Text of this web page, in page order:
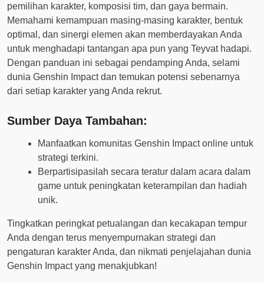
pemilihan karakter, komposisi tim, dan gaya bermain.
Memahami kemampuan masing-masing karakter, bentuk
optimal, dan sinergi elemen akan memberdayakan Anda
untuk menghadapi tantangan apa pun yang Teyvat hadapi.
Dengan panduan ini sebagai pendamping Anda, selami
dunia Genshin Impact dan temukan potensi sebenarnya
dari setiap karakter yang Anda rekrut.
Sumber Daya Tambahan:
Manfaatkan komunitas Genshin Impact online untuk
strategi terkini.
Berpartisipasilah secara teratur dalam acara dalam
game untuk peningkatan keterampilan dan hadiah
unik.
Tingkatkan peringkat petualangan dan kecakapan tempur
Anda dengan terus menyempurnakan strategi dan
pengaturan karakter Anda, dan nikmati penjelajahan dunia
Genshin Impact yang menakjubkan!